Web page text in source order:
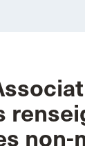
non-